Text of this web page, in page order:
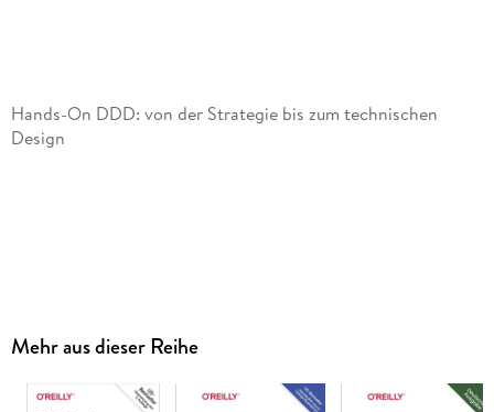
Hands-On DDD: von der Strategie bis zum technischen
Anspruchsvolles Thema, von einem DDD-Praktiker gut
lesbar aufgeschlüsselt
Mehr aus dieser Reihe